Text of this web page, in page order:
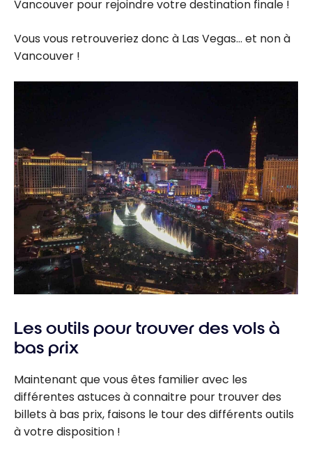
Vancouver pour rejoindre votre destination finale !
Vous vous retrouveriez donc à Las Vegas… et non à
Vancouver !
Les outils pour trouver des vols à
bas prix
Maintenant que vous êtes familier avec les
différentes astuces à connaitre pour trouver des
billets à bas prix, faisons le tour des différents outils
à votre disposition !